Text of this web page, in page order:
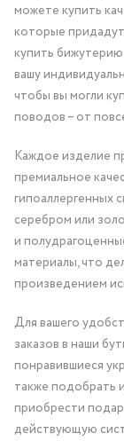
можете купить
которые
купить
вашу
чтобы вы могли
поводов – от
Каждое изделие
премиальное
гипоаллергенных
серебром или
и
материалы, что
произведением
Для вашего
заказов в наши
понравившиеся
также подобрать
приобрести
действующую